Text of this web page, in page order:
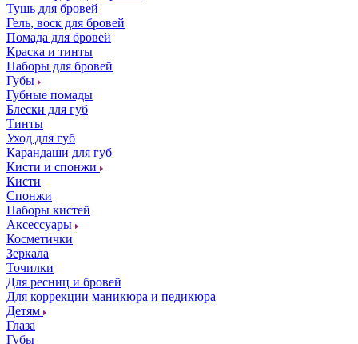
Тушь для бровей
Гель, воск для бровей
Помада для бровей
Краска и тинты
Наборы для бровей
Губы
Губные помады
Блески для губ
Тинты
Уход для губ
Карандаши для губ
Кисти и спонжи
Кисти
Спонжи
Наборы кистей
Аксессуары
Косметички
Зеркала
Точилки
Для ресниц и бровей
Для коррекции маникюра и педикюра
Детям
Глаза
Губы